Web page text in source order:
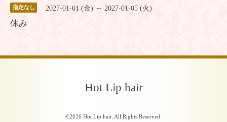
指定なし 2027-01-01 (金) ～ 2027-01-05 (火)
休み
Hot Lip hair
©2026 Hot Lip hair. All Rights Reserved.